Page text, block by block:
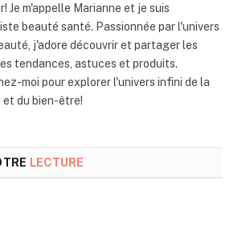
Je m'appelle Marianne et je suis
beauté santé. Passionnée par l'univers
j'adore découvrir et partager les
tendances, astuces et produits.
moi pour explorer l'univers infini de la
et du bien-être!
LECTURE